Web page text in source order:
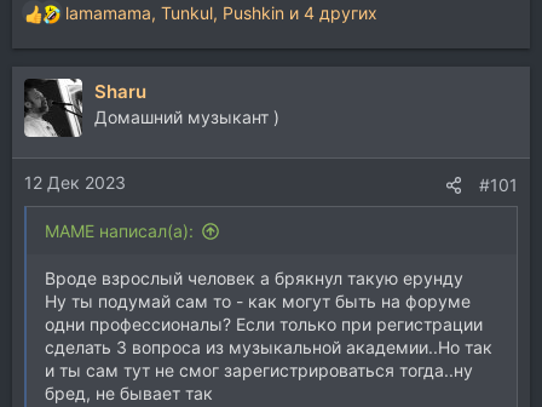
Р
е
а
к
ц
и
и
:
lamamama, Tunkul, Pushkin и 4 других
Sharu
Домашний музыкант )
12 Дек 2023 #101
MAME написал(а):
Вроде взрослый человек а брякнул такую ерунду
Ну ты подумай сам то - как могут быть на форуме
одни профессионалы? Если только при регистрации
сделать 3 вопроса из музыкальной академии..Но так
и ты сам тут не смог зарегистрироваться тогда..ну
бред, не бывает так